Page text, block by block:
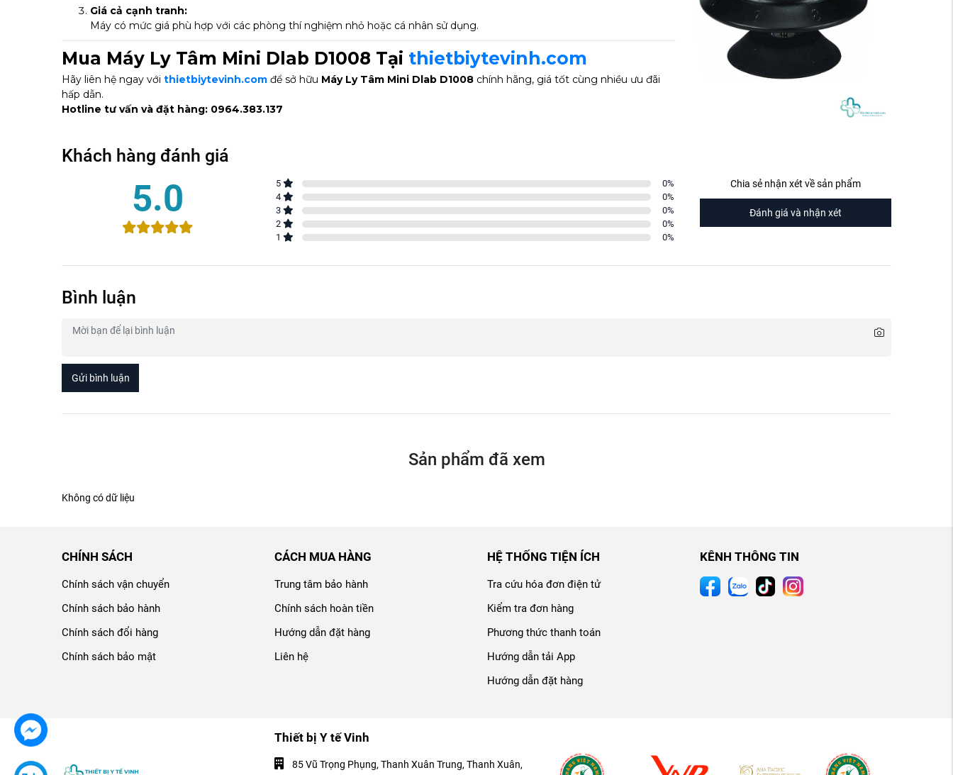
Giá cả cạnh tranh:
Máy có mức giá phù hợp với các phòng thí nghiệm nhỏ hoặc cá nhân sử dụng.
Mua Máy Ly Tâm Mini Dlab D1008 Tại thietbiytevinh.com
Hãy liên hệ ngay với thietbiytevinh.com để sở hữu Máy Ly Tâm Mini Dlab D1008 chính hãng, giá tốt cùng nhiều ưu đãi
hấp dẫn.
Hotline tư vấn và đặt hàng: 0964.383.137
Khách hàng đánh giá
5.0 5 0%
4
0%
3
0%
2
0%
1
0%
Chia sẻ nhận xét về sản phẩm
Đánh giá và nhận xét
Bình luận
Gửi bình luận
Sản phẩm đã xem
Không có dữ liệu
CHÍNH SÁCH
Chính sách vận chuyển
Chính sách bảo hành
Chính sách đổi hàng
Chính sách bảo mật
CÁCH MUA HÀNG
Trung tâm bảo hành
Chính sách hoàn tiền
Hướng dẫn đặt hàng
Liên hệ
HỆ THỐNG TIỆN ÍCH
Tra cứu hóa đơn điện tử
Kiểm tra đơn hàng
Phương thức thanh toán
Hướng dẫn tải App
Hướng dẫn đặt hàng
KÊNH THÔNG TIN
Thiết bị Y tế Vinh
85 Vũ Trọng Phụng, Thanh Xuân Trung, Thanh Xuân,